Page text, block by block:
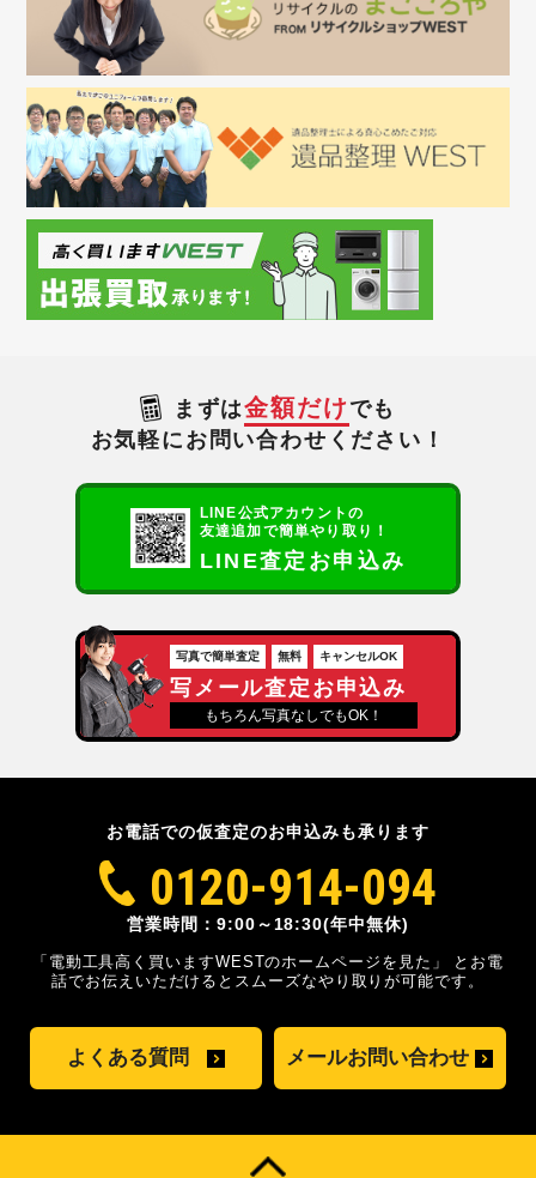
まずは金額だけ でも
お気軽にお問い合わせください！
LINE公式アカウントの
友達追加で簡単やり取り！
LINE査定お申込み
写真で簡単査定 無料 キャンセルOK
写メール査定お申込み
もちろん写真なしでもOK！
お電話での仮査定のお申込みも承ります
0120-914-094
営業時間：9:00～18:30(年中無休)
「電動工具高く買いますWESTのホームページを見た」
とお電
話でお伝えいただけるとスムーズなやり取りが可能です。
よくある質問 メールお問い合わせ